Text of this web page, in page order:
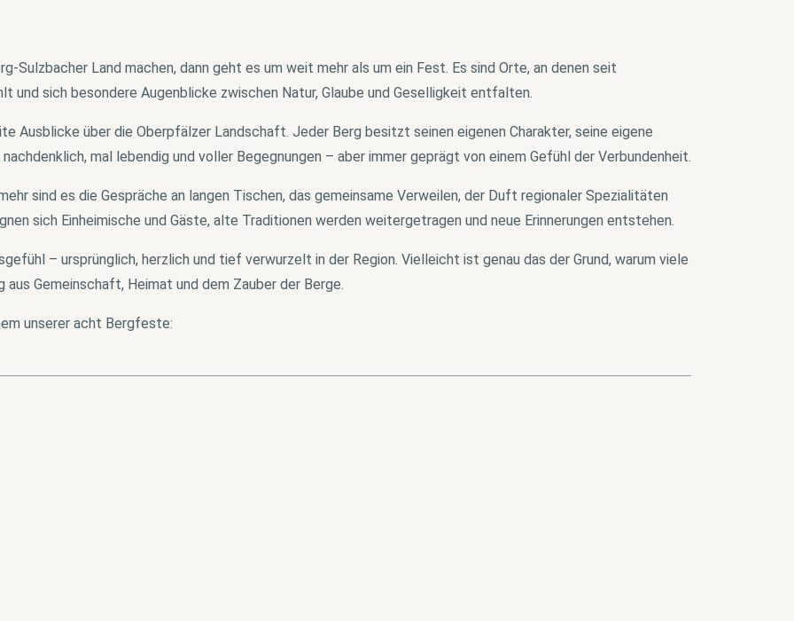
Sulzbacher Land machen, dann geht es um weit mehr als um ein Fest. Es sind Orte, an denen seit
und sich besondere Augenblicke zwischen Natur, Glaube und Geselligkeit entfalten.
Ausblicke über die Oberpfälzer Landschaft. Jeder Berg besitzt seinen eigenen Charakter, seine eigene
mal lebendig und voller Begegnungen – aber immer geprägt von einem Gefühl der Verbundenheit.
sind es die Gespräche an langen Tischen, das gemeinsame Verweilen, der Duft regionaler Spezialitäten
sich Einheimische und Gäste, alte Traditionen werden weitergetragen und neue Erinnerungen entstehen.
– ursprünglich, herzlich und tief verwurzelt in der Region. Vielleicht ist genau das der Grund, warum viele
Gemeinschaft, Heimat und dem Zauber der Berge.
unserer acht Bergfeste: